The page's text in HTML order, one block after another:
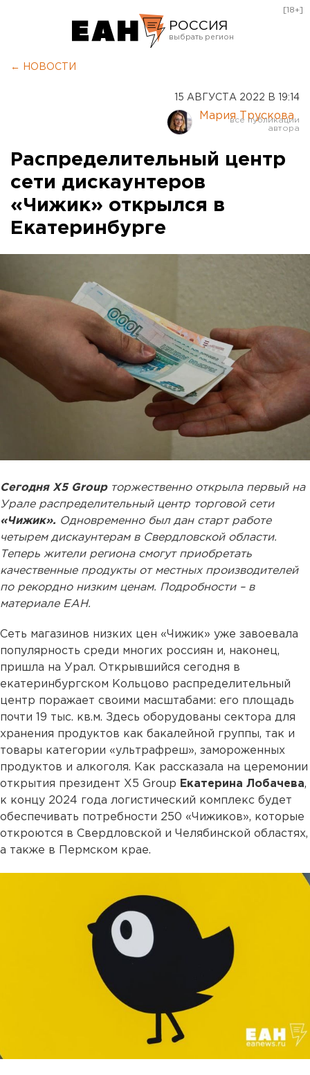
РОССИЯ
Курган
Оренбург
[18+]
← НОВОСТИ
15 АВГУСТА 2022 В 19:14
Мария Трускова
Распределительный центр
сети дискаунтеров
«Чижик» открылся в
Екатеринбурге
Сегодня X5 Groupторжественно открыла первый на
Урале распределительный центр торговой сети
«Чижик». Одновременно был дан старт работе
четырем дискаунтерам в Свердловской области.
Теперь жители региона смогут приобретать
качественные продукты от местных производителей
по рекордно низким ценам. Подробности – в
материале ЕАН.
Сеть магазинов низких цен «Чижик» уже завоевала
популярность среди многих россиян и, наконец,
пришла на Урал. Открывшийся сегодня в
екатеринбургском Кольцово распределительный
центр поражает своими масштабами: его площадь
почти 19 тыс. кв.м. Здесь оборудованы сектора для
хранения продуктов как бакалейной группы, так и
товары категории «ультрафреш», замороженных
продуктов и алкоголя. Как рассказала на церемонии
открытия президент X5 Group Екатерина Лобачева,
к концу 2024 года логистический комплекс будет
обеспечивать потребности 250 «Чижиков», которые
откроются в Свердловской и Челябинской областях,
а также в Пермском крае.